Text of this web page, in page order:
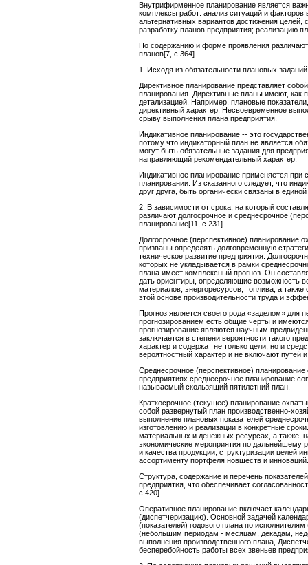
Внутрифирменное планирование является
комплексы работ: анализ ситуаций и
альтернативных вариантов достижения целей,
разработку планов предприятия; реализацию
По содержанию и форме проявления
планов[7, с.364].
1. Исходя из обязательности плановых
Директивное планирование представляет
планирования. Директивные планы имеют, как
детализацией. Например, плановые
директивный характер. Несвоевременное
срыву выполнения плана предприятия.
Индикативное планирование -- это
потому что индикаторный план не является
могут быть обязательные задания для
направляющий рекомендательный характер.
Индикативное планирование применяется при
планировании. Из сказанного следует, что
друг друга, быть органически связаны в
2. В зависимости от срока, на который
различают долгосрочное и среднесрочное
планирование[11, с.231].
Долгосрочное (перспективное) планирование
призваны определять долговременную
техническое развитие предприятия.
которых не укладывается в рамки
плана имеет комплексный прогноз. Он
дать ориентиры, определяющие возможность
материалов, энергоресурсов, топлива; а
этой основе производительности труда и
Прогноз является своего рода «заделом» для
прогнозированием есть общие черты и
прогнозирование являются научным
заключается в степени вероятности такого
характер и содержат не только цели, но и
вероятностный характер и не включают путей
Среднесрочное (перспективное)
предприятиях среднесрочное планирование
называемый скользящий пятилетний план.
Краткосрочное (текущее) планирование
собой развернутый план производственно-
выполнение плановых показателей
изготовлению и реализации в конкретные
материальных и денежных ресурсах, а также,
экономические мероприятия по дальнейшему
и качества продукции, структуризации целей
ассортименту портфеля новшеств и инноваций.
Структура, содержание и перечень
предприятия, что обеспечивает
с.420].
Оперативное планирование включает
(диспетчеризацию). Основной задачей
(показателей) годового плана по
(небольшим периодам - месяцам, декадам,
выполнения производственного плана,
бесперебойность работы всех звеньев